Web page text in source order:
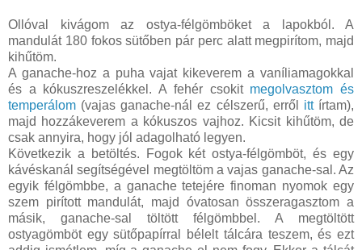
Ollóval kivágom az ostya-félgömböket a lapokból. A
mandulát 180 fokos sütőben pár perc alatt megpirítom, majd
kihűtöm.
A ganache-hoz a puha vajat kikeverem a vaníliamagokkal
és a kókuszreszelékkel. A fehér csokit megolvasztom és
temperálom (vajas ganache-nál ez célszerű, erről ittírtam),
majd hozzákeverem a kókuszos vajhoz. Kicsit kihűtöm, de
csak annyira, hogy jól adagolható legyen.
Következik a betöltés. Fogok két ostya-félgömböt, és egy
kávéskanál segítségével megtöltöm a vajas ganache-sal. Az
egyik félgömbbe, a ganache tetejére finoman nyomok egy
szem pirított mandulát, majd óvatosan összeragasztom a
másik, ganache-sal töltött félgömbbel. A megtöltött
ostyagömböt egy sütőpapírral bélelt tálcára teszem, és ezt